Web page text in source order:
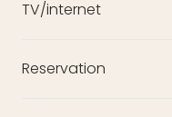
TV/internet
Reservation